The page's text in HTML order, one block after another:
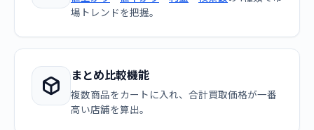
場トレンドを把握。
まとめ比較機能
複数商品をカートに入れ、合計買取価格が一番
高い店舗を算出。